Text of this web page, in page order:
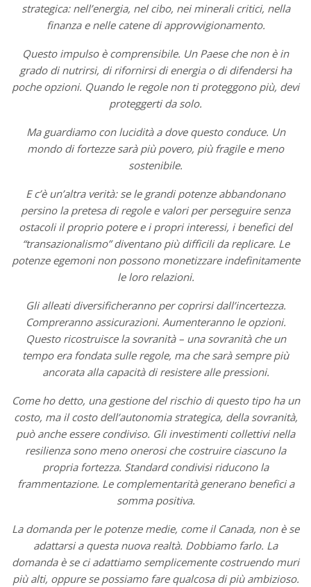
strategica: nell’energia, nel cibo, nei minerali critici, nella
finanza e nelle catene di approvvigionamento.
Questo impulso è comprensibile. Un Paese che non è in
grado di nutrirsi, di rifornirsi di energia o di difendersi ha
poche opzioni. Quando le regole non ti proteggono più, devi
proteggerti da solo.
Ma guardiamo con lucidità a dove questo conduce. Un
mondo di fortezze sarà più povero, più fragile e meno
sostenibile.
E c’è un’altra verità: se le grandi potenze abbandonano
persino la pretesa di regole e valori per perseguire senza
ostacoli il proprio potere e i propri interessi, i benefici del
“transazionalismo” diventano più difficili da replicare. Le
potenze egemoni non possono monetizzare indefinitamente
le loro relazioni.
Gli alleati diversificheranno per coprirsi dall’incertezza.
Compreranno assicurazioni. Aumenteranno le opzioni.
Questo ricostruisce la sovranità – una sovranità che un
tempo era fondata sulle regole, ma che sarà sempre più
ancorata alla capacità di resistere alle pressioni.
Come ho detto, una gestione del rischio di questo tipo ha un
costo, ma il costo dell’autonomia strategica, della sovranità,
può anche essere condiviso. Gli investimenti collettivi nella
resilienza sono meno onerosi che costruire ciascuno la
propria fortezza. Standard condivisi riducono la
frammentazione. Le complementarità generano benefici a
somma positiva.
La domanda per le potenze medie, come il Canada, non è se
adattarsi a questa nuova realtà. Dobbiamo farlo. La
domanda è se ci adattiamo semplicemente costruendo muri
più alti, oppure se possiamo fare qualcosa di più ambizioso.